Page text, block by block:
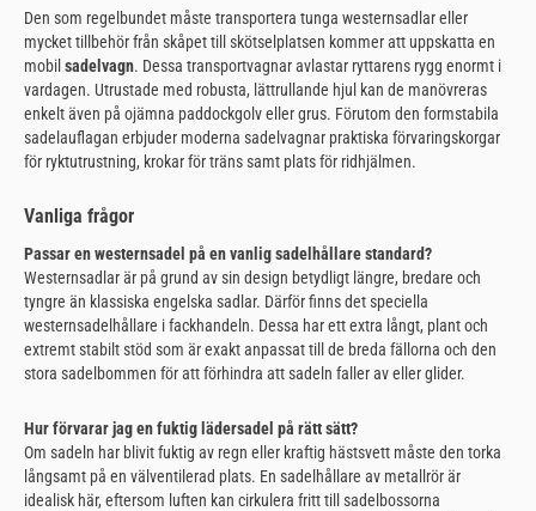
Den som regelbundet måste transportera tunga westernsadlar eller
mycket tillbehör från skåpet till skötselplatsen kommer att uppskatta en
mobil sadelvagn. Dessa transportvagnar avlastar ryttarens rygg enormt i
vardagen. Utrustade med robusta, lättrullande hjul kan de manövreras
enkelt även på ojämna paddockgolv eller grus. Förutom den formstabila
sadelauflagan erbjuder moderna sadelvagnar praktiska förvaringskorgar
för ryktutrustning, krokar för träns samt plats för ridhjälmen.
Vanliga frågor
Passar en westernsadel på en vanlig sadelhållare standard?
Westernsadlar är på grund av sin design betydligt längre, bredare och
tyngre än klassiska engelska sadlar. Därför finns det speciella
westernsadelhållare i fackhandeln. Dessa har ett extra långt, plant och
extremt stabilt stöd som är exakt anpassat till de breda fällorna och den
stora sadelbommen för att förhindra att sadeln faller av eller glider.
Hur förvarar jag en fuktig lädersadel på rätt sätt?
Om sadeln har blivit fuktig av regn eller kraftig hästsvett måste den torka
långsamt på en välventilerad plats. En sadelhållare av metallrör är
idealisk här, eftersom luften kan cirkulera fritt till sadelbossorna